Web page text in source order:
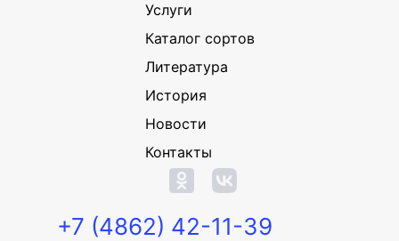
Услуги
Каталог сортов
Литература
История
Новости
Контакты
+7 (4862) 42-11-39